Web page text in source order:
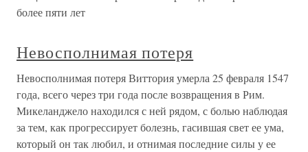
более пяти лет
Невосполнимая потеря
Невосполнимая потеря Виттория умерла 25 февраля 1547
года, всего через три года после возвращения в Рим.
Микеланджело находился с ней рядом, с болью наблюдая
за тем, как прогрессирует болезнь, гасившая свет ее ума,
который он так любил, и отнимая последние силы у ее